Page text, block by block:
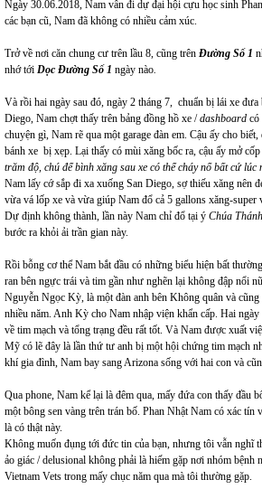
Ngày 30.06.2018, Nam vẫn đi dự đại hội cựu học sinh
các bạn cũ, Nam đã không có nhiều cảm xúc.
Trở về nơi căn chung cư trên lầu 8, cũng trên Đường Số 1
nhớ tới Dọc Đường Số 1 ngày nào.
Và rồi hai ngày sau đó, ngày 2 tháng 7, chuẩn bị lái xe đưa
Diego, Nam chợt thấy trên bảng đồng hồ xe /dashboard có
chuyện gì, Nam rẽ qua một garage đàn em. Cậu ấy cho
bánh xe bị xẹp. Lại thấy có mùi xăng bốc ra, cậu ấy mở
trăm độ, chú để bình xăng sau xe có thể cháy nổ bất cứ
Nam lấy cớ sắp đi xa xuống San Diego, sợ thiếu xăng nên
vừa vá lốp xe và vừa giúp Nam đổ cả 5 gallons xăng-super
Dự định không thành, lần này Nam chỉ đổ tại ý Chúa
bước ra khỏi ải trần gian này.
Rồi bỗng cơ thể Nam bắt đầu có những biểu hiện bất
ran bên ngực trái và tim gần như nghẽn lại không đập nổi
Nguyễn Ngọc Kỳ, là một đàn anh bên Không quân và
nhiều năm. Anh Kỳ cho Nam nhập viện khẩn cấp. Hai
về tim mạch và tổng trạng đều rất tốt. Và Nam được xuất
Mỹ có lẽ đây là lần thứ tư anh bị một hội chứng tim mạch
khí gia đình, Nam bay sang Arizona sống với hai con và
Qua phone, Nam kể lại là đêm qua, mấy đứa con thấy đầu
một bông sen vàng trên trán bố. Phan Nhật Nam có xác tín
là có thật này.
Không muốn đụng tới đức tin của bạn, nhưng tôi vẫn nghĩ
ảo giác / delusional không phải là hiếm gặp nơi nhóm
Vietnam Vets trong mấy chục năm qua mà tôi thường gặp.